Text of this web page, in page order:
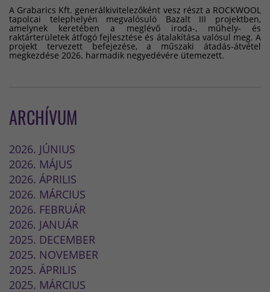
A Grabarics Kft. generálkivitelezőként vesz részt a ROCKWOOL
tapolcai telephelyén megvalósuló Bazalt III projektben,
amelynek keretében a meglévő iroda-, műhely- és
raktárterületek átfogó fejlesztése és átalakítása valósul meg. A
projekt tervezett befejezése, a műszaki átadás-átvétel
megkezdése 2026. harmadik negyedévére ütemezett.
ARCHÍVUM
2026. JÚNIUS
2026. MÁJUS
2026. ÁPRILIS
2026. MÁRCIUS
2026. FEBRUÁR
2026. JANUÁR
2025. DECEMBER
2025. NOVEMBER
2025. ÁPRILIS
2025. MÁRCIUS